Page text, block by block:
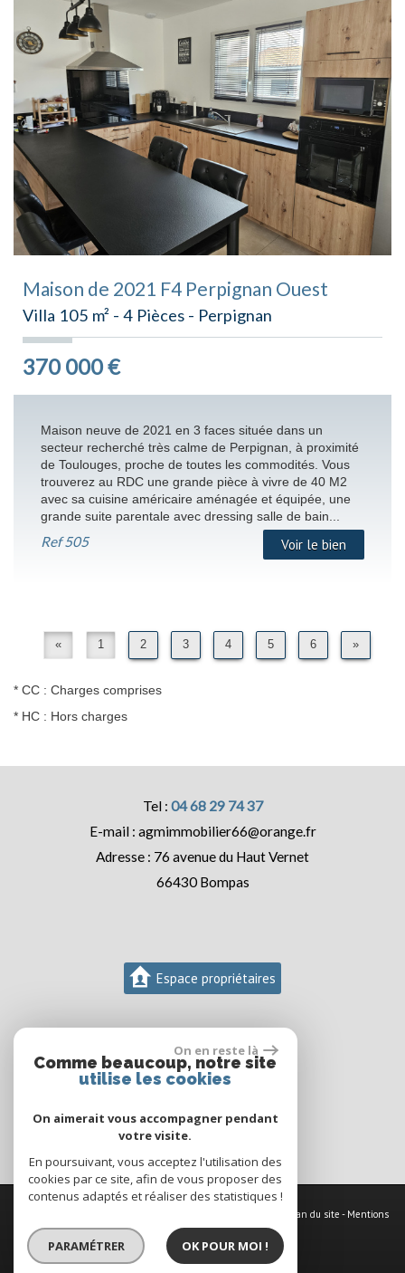
Maison de 2021 F4 Perpignan Ouest
Villa 105 m² - 4 Pièces - Perpignan
370 000€
Maison neuve de 2021 en 3 faces située dans un
secteur recherché très calme de Perpignan, à proximité
de Toulouges, proche de toutes les commodités. Vous
trouverez au RDC une grande pièce à vivre de 40 M2
avec sa cuisine américaire aménagée et équipée, une
grande suite parentale avec dressing salle de bain...
Ref505 Voir le bien
« 1 2 3 4 5 6 »
* CC : Charges comprises
* HC : Hors charges
04 68 29 74 37
agmimmobilier66@orange.fr
76 avenue du Haut Vernet
66430 Bompas
Espace propriétaires
Plan du site - Mentions
légales-Nos honoraires-Partenaires -Admin-Politique RGPD
Site internet compatible multi-supports,
On en reste là
Comme beaucoup, notre site
utilise les cookies
On aimerait vous accompagner pendant
votre visite.
En poursuivant, vous acceptez l'utilisation des
cookies par ce site, afin de vous proposer des
contenus adaptés et réaliser des statistiques !
PARAMÉTRER OK POUR MOI !